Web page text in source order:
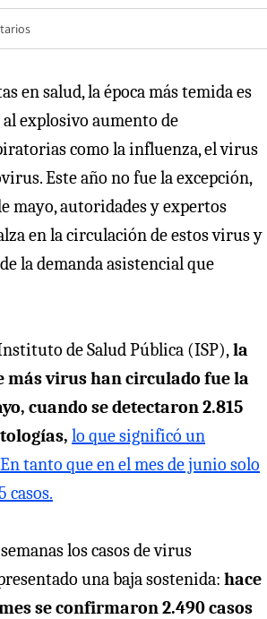
en salud, la época más temida es
explosivo aumento de
como la influenza, el virus
Este año no fue la excepción,
mayo, autoridades y expertos
en la circulación de estos virus y
la demanda asistencial que
de Salud Pública (ISP),la
más virus han circulado fue la
cuando se detectaron 2.815
lo que significó un
tanto que en el mes de junio solo
casos.
los casos de virus
una baja sostenida: hace
se confirmaron 2.490 casos